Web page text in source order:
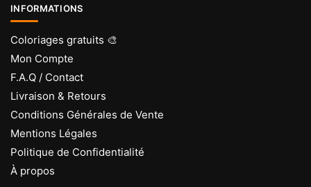
INFORMATIONS
Coloriages gratuits 🎨
Mon Compte
F.A.Q / Contact
Livraison & Retours
Conditions Générales de Vente
Mentions Légales
Politique de Confidentialité
À propos